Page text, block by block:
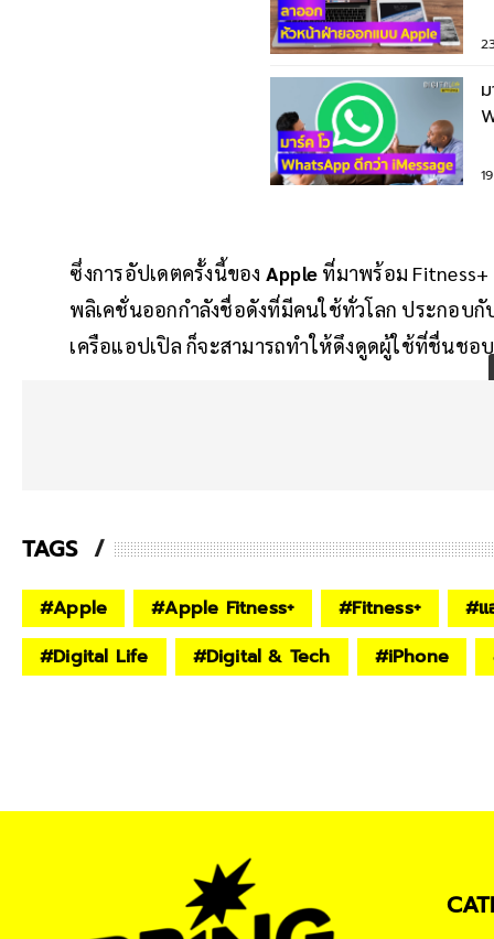
ซึ่งการอัปเดตครั้งนี้ของ Apple ที่มาพร้อม
พลิเคชั่นออกกำลังชื่อดังที่มีคนใช้ทั่วโลก ประกอบ
เครือแอปเปิล ก็จะสามารถทำให้ดึงดูดผู้ใช้ที่ชื่นช
TAGS
#Apple #Apple Fitness+ #Fitness+ #แ
#Digital Life #Digital & Tech #iPhone